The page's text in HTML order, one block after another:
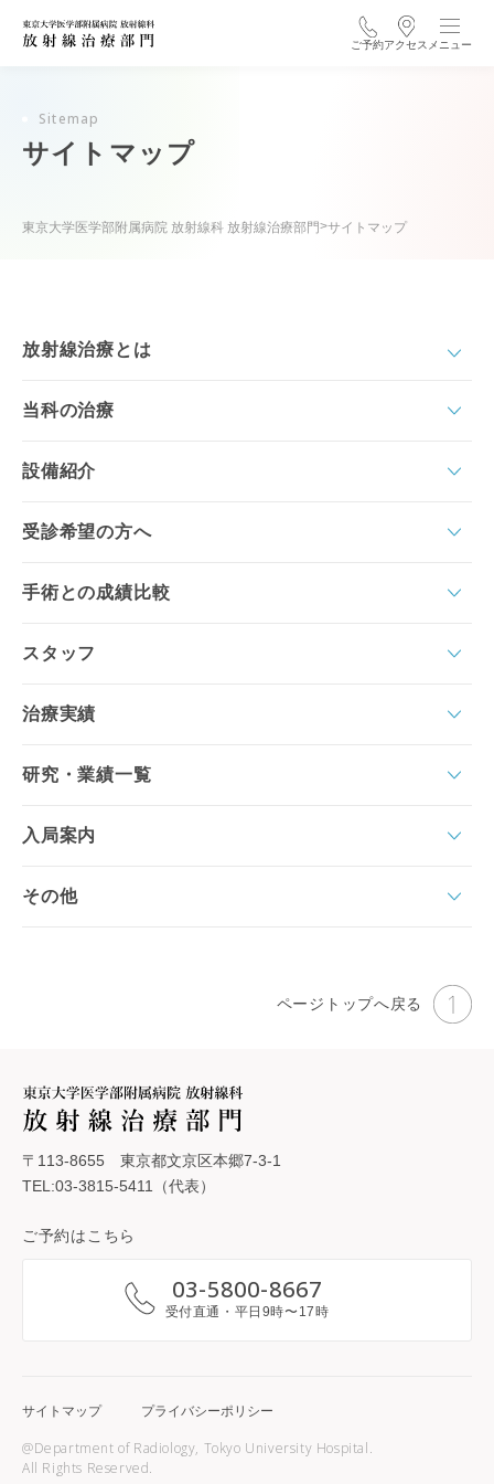
ご予約アクセス メニュー
Sitemap
サイトマップ
東京大学医学部附属病院 放射線科 放射線治療部門>サイトマップ
放射線治療とは
当科の治療
設備紹介
受診希望の方へ
手術との成績比較
スタッフ
治療実績
研究・業績一覧
入局案内
その他
〒113-8655 東京都文京区本郷7-3-1
TEL:03-3815-5411（代表）
ご予約はこちら
03-5800-8667
受付直通・平日9時〜17時
ページトップへ戻る
サイトマップ プライバシーポリシー
@Department of Radiology, Tokyo University Hospital.
All Rights Reserved.